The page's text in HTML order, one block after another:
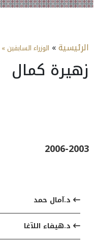
الرئيسية» الوزراء السابقين »
زهيرة كمال
2006-2003
د.آمال حمد
د.هيفاء اللآغا